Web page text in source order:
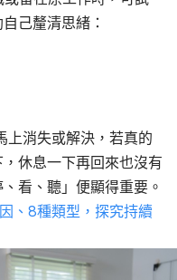
己釐清思緒：
上消失或解決，若真的
休息一下再回來也沒有
看、聽」便顯得重要。
、8種類型，探究持續